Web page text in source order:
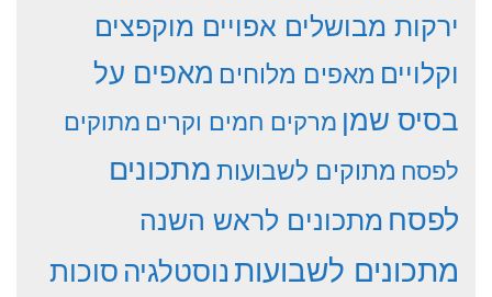
ירקות מבושלים אפויים מוקפצים
וקלויים מאפים מלוחים מאפים על
בסיס שמן מרקים חמים וקריםמתוקים
לפסח מתוקים לשבועותמתכונים
לפסח מתכונים לראש השנה
מתכונים לשבועותנוסטלגיהסוכות